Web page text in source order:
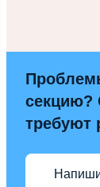
секцию?
требуют